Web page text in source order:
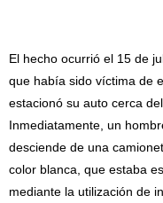
El hecho ocurrió el 15 de
que había sido víctima de
estacionó su auto cerca
Inmediatamente, un
desciende de una
color blanca, que estaba
mediante la utilización de